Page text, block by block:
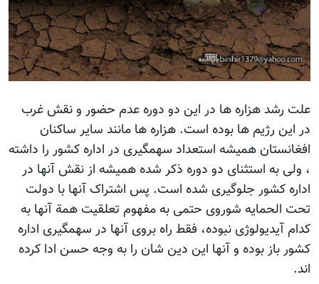
علت رشد هزاره ها در این دو دوره عدم حضور و نقش غرب
در این رژیم ها بوده است. هزاره ها مانند سایر ساکنان
افغانستان همیشه استعداد سهمگیری در اداره کشور را داشته
، ولی به استثنای دو دوره ذکر شده همیشه از نقش آنها در
اداره کشور جلوگیری شده است. پس اشتراک آنها با دولت
تحت الحمایه شوروی حتمی به مفهوم تعلقیت همة آنها به
کدام آیدیولوژی نبوده، فقط راه بروی آنها در سهمگیری اداره
کشور باز بوده و آنها این دین شان را به وجه حسن ادا کرده
اند.